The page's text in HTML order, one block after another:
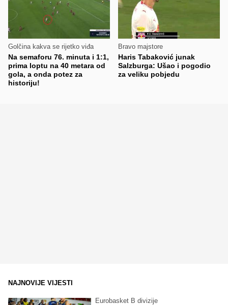
Golčina kakva se rijetko viđa
Na semaforu 76. minuta i 1:1,
prima loptu na 40 metara od
gola, a onda potez za
historiju!
Bravo majstore
Haris Tabaković junak
Salzburga: Ušao i pogodio
za veliku pobjedu
NAJNOVIJE VIJESTI
Eurobasket B divizije